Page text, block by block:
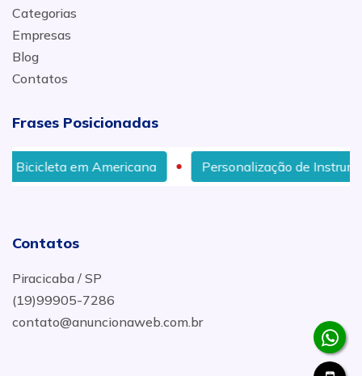
Categorias
Empresas
Blog
Contatos
Frases Posicionadas
Personalização de Instrumentos Musicais em
Contatos
Piracicaba / SP
(19)99905-7286
contato@anuncionaweb.com.br